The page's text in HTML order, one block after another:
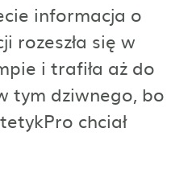
informacja o
rozeszła się w
i trafiła aż do
tym dziwnego, bo
chciał